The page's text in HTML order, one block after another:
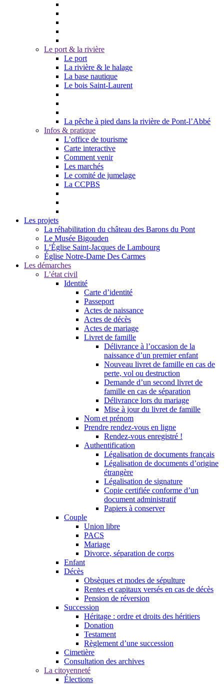
Le port & la rivière
Le port
La rivière & le halage
La base nautique
Le bois Saint-Laurent
La pêche à pied dans la rivière de Pont-l’Abbé
Infos & pratique
L’office de tourisme
Carte interactive
Comment venir
Les marchés
Le comité de jumelage
La CCPBS
Les projets
La réhabilitation du château des Barons du Pont
Le Musée Bigouden
L’Église Saint-Jacques de Lambourg
Église Notre-Dame Des Carmes
Les démarches
L’état civil
Identité
Carte d’identité
Passeport
Actes de naissance
Actes de décès
Actes de mariage
Livret de famille
Délivrance à l’occasion de la
naissance d’un premier enfant
Nouveau livret de famille en cas de
perte, vol ou destruction
Demande d’un second livret de
famille en cas de séparation
Délivrance lors du mariage
Mise à jour du livret de famille
Nom et prénom
Prendre rendez-vous en ligne
Rendez-vous enregistré !
Authentification
Légalisation de documents français
Légalisation de documents d’origine
étrangère
Légalisation de signature
Copie certifiée conforme d’un
document administratif
Papiers à conserver
Couple
Union libre
PACS
Mariage
Divorce, séparation de corps
Enfant
Décès
Obsèques et modes de sépulture
Rentes et capitaux versés en cas de décès
Pension de réversion
Succession
Héritage : ordre et droits des héritiers
Donation
Testament
Règlement d’une succession
Cimetière
Consultation des archives
La citoyenneté
Élections